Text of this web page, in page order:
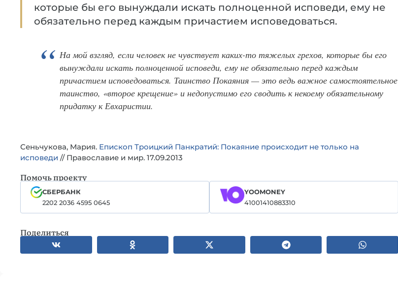
которые бы его вынуждали искать полноценной исповеди, ему не
обязательно перед каждым причастием исповедоваться.
На мой взгляд, если человек не чувствует каких-то тяжелых грехов, которые бы его
вынуждали искать полноценной исповеди, ему не обязательно перед каждым
причастием исповедоваться. Таинство Покаяния — это ведь важное самостоятельное
таинство, «второе крещение» и недопустимо его сводить к некоему обязательному
придатку к Евхаристии.
Сеньчукова, Мария. Епископ Троицкий Панкратий: Покаяние происходит не только на
исповеди // Православие и мир. 17.09.2013
Помочь проекту
СБЕРБАНК
2202 2036 4595 0645
YOOMONEY
41001410883310
Поделиться